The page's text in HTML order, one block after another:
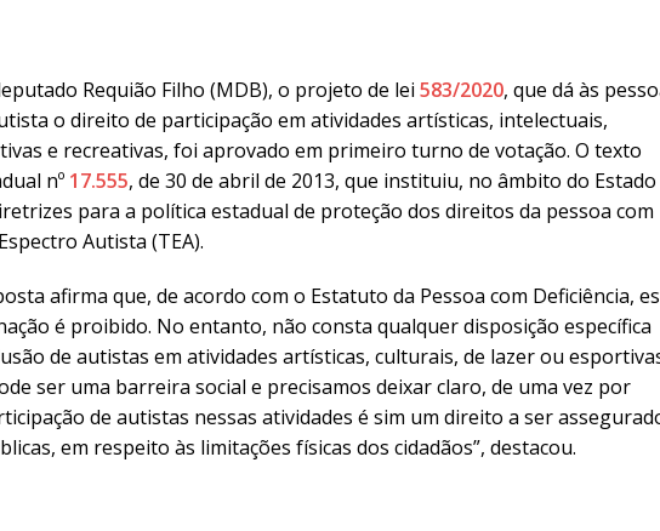
Requião Filho (MDB), o projeto de lei 583/2020, que dá às
o direito de participação em atividades artísticas, intelectuais,
e recreativas, foi aprovado em primeiro turno de votação. O texto
nº 17.555, de 30 de abril de 2013, que instituiu, no âmbito do Estado
para a política estadual de proteção dos direitos da pessoa com
Autista (TEA).
afirma que, de acordo com o Estatuto da Pessoa com Deficiência,
é proibido. No entanto, não consta qualquer disposição específica
de autistas em atividades artísticas, culturais, de lazer ou
ser uma barreira social e precisamos deixar claro, de uma vez por
de autistas nessas atividades é sim um direito a ser
em respeito às limitações físicas dos cidadãos”, destacou.